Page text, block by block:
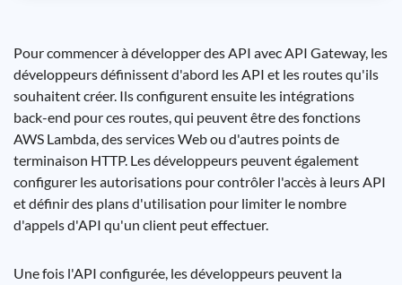
Pour commencer à développer des API avec API Gateway, les
développeurs définissent d'abord les API et les routes qu'ils
souhaitent créer. Ils configurent ensuite les intégrations
back-end pour ces routes, qui peuvent être des fonctions
AWS Lambda, des services Web ou d'autres points de
terminaison HTTP. Les développeurs peuvent également
configurer les autorisations pour contrôler l'accès à leurs API
et définir des plans d'utilisation pour limiter le nombre
d'appels d'API qu'un client peut effectuer.
Une fois l'API configurée, les développeurs peuvent la